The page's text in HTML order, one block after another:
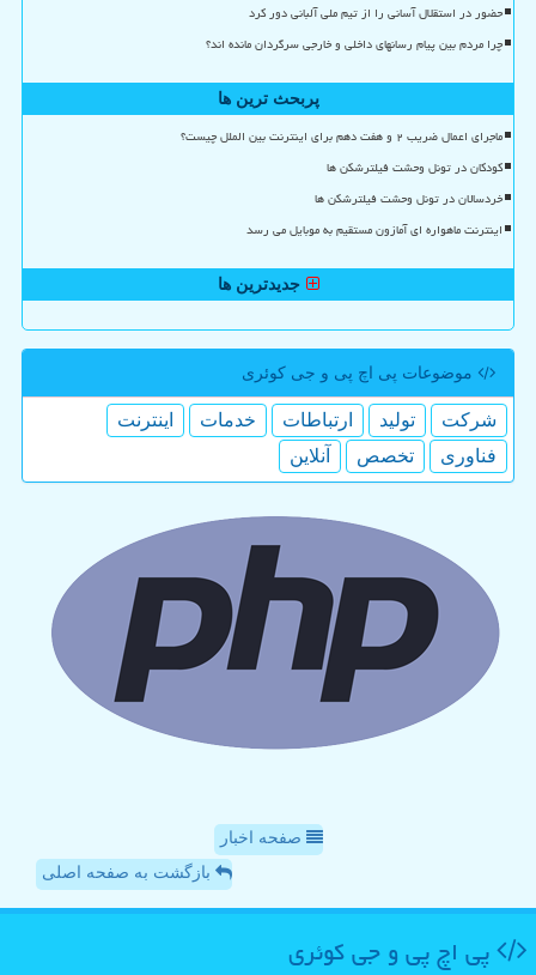
حضور در استقلال آسانی را از تیم ملی آلبانی دور کرد
چرا مردم بین پیام رسانهای داخلی و خارجی سرگردان مانده اند؟
پربحث ترین ها
ماجرای اعمال ضریب ۲ و هفت دهم برای اینترنت بین الملل چیست؟
کودکان در تونل وحشت فیلترشکن ها
خردسالان در تونل وحشت فیلترشکن ها
اینترنت ماهواره ای آمازون مستقیم به موبایل می رسد
جدیدترین ها
موضوعات پی اچ پی و جی كوئری
شركت تولید ارتباطات خدمات
اینترنت
فناوری
تخصص آنلاین
صفحه اخبار
بازگشت به صفحه اصلی
پی اچ پی و جی كوئری